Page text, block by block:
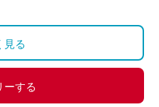
16:40）、水（13:30～
）
1～12/15、1/7～3/15
見る
ーする